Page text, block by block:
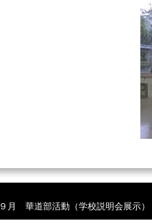
９月 華道部活動（学校説明会展示）